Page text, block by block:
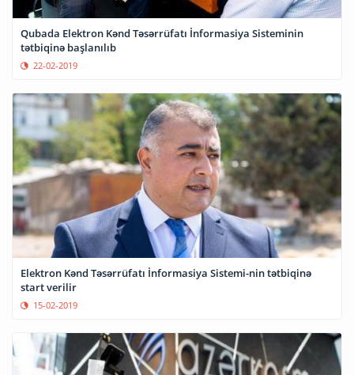
Qubada Elektron Kənd Təsərrüfatı İnformasiya Sisteminin
tətbiqinə başlanılıb
22-02-2019
Elektron Kənd Təsərrüfatı İnformasiya Sistemi-nin tətbiqinə
start verilir
15-02-2019